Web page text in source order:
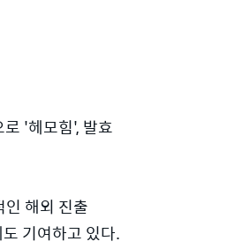
'헤모힘', 발효
해외 진출
기여하고 있다.